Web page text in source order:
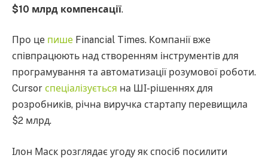
$10 млрд компенсації.
Про це пише Financial Times. Компанії вже
співпрацюють над створенням інструментів для
програмування та автоматизації розумової роботи.
Cursor спеціалізується на ШІ-рішеннях для
розробників, річна виручка стартапу перевищила
$2 млрд.
Ілон Маск розглядає угоду як спосіб посилити